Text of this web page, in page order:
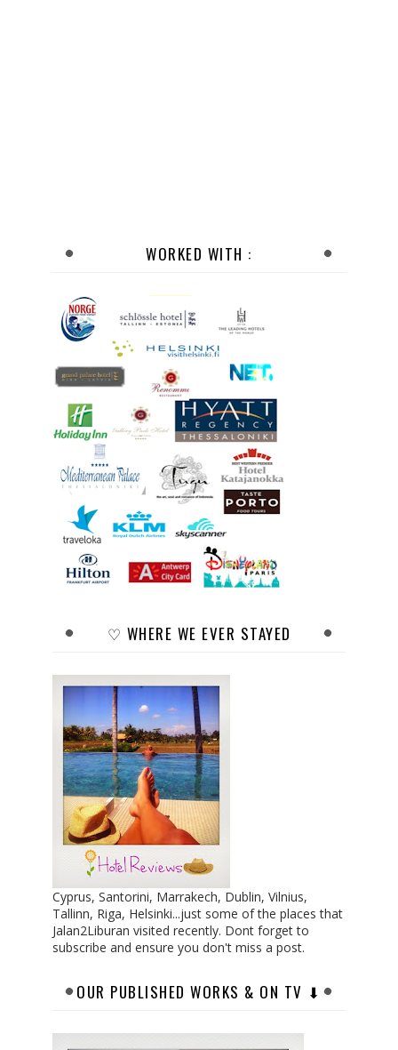
WORKED WITH :
♡ WHERE WE EVER STAYED
Cyprus, Santorini, Marrakech, Dublin, Vilnius,
Tallinn, Riga, Helsinki...just some of the places that
Jalan2Liburan visited recently. Dont forget to
subscribe and ensure you don't miss a post.
OUR PUBLISHED WORKS & ON TV ⬇︎